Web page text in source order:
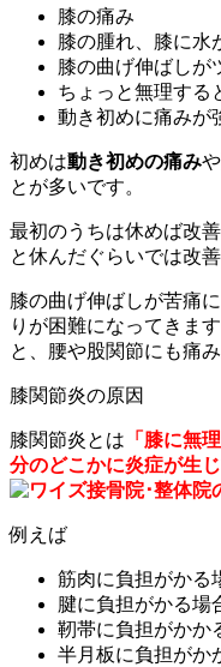
膝の痛み
膝の腫れ、膝に水
膝の曲げ伸ばしが
ちょっと無理する
動き初めに痛みが
初めは動き初めの痛みや
とが多いです。
最初のうちは休めば改
と休んだぐらいでは改
膝の曲げ伸ばしが苦痛
りが困難になってきま
と、腰や股関節にも痛
膝関節炎の原因
膝関節炎とは 「膝に無
分のどこかに炎症が生
例えば
筋肉に負担がかる
腱に負担がかる場
靭帯に負担がかか
半月板に負担がか